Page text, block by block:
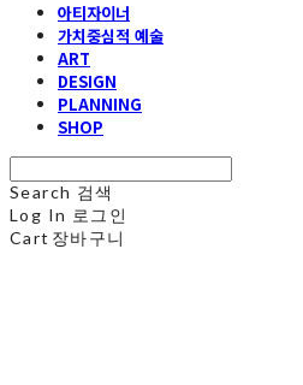
아티자이너
가치중심적 예술
ART
DESIGN
PLANNING
SHOP
Search 검색
Log In 로그인
Cart 장바구니